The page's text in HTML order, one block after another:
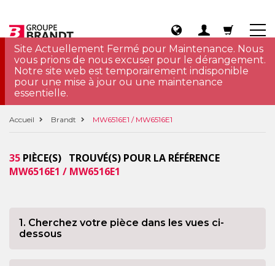
Site Actuellement Fermé pour Maintenance. Nous
vous prions de nous excuser pour le dérangement.
Notre site web est temporairement indisponible
pour une mise à jour ou une maintenance
essentielle.
Accueil Brandt MW6516E1 / MW6516E1
35 PIÈCE(S) TROUVÉ(S) POUR LA RÉFÉRENCE
MW6516E1 / MW6516E1
1. Cherchez votre pièce dans les vues ci-
dessous